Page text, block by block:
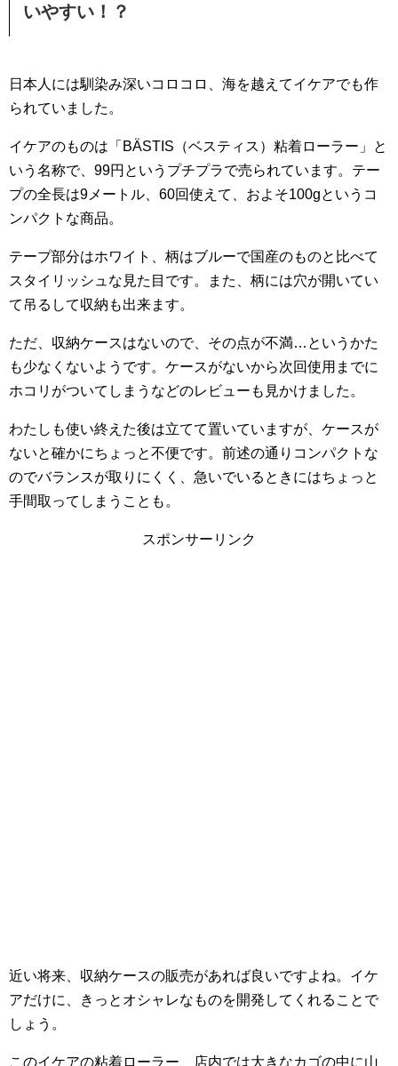
いやすい！？
日本人には馴染み深いコロコロ、海を越えてイケアでも作
られていました。
イケアのものは「BÄSTIS（ベスティス）粘着ローラー」と
いう名称で、99円というプチプラで売られています。テー
プの全長は9メートル、60回使えて、およそ100gというコ
ンパクトな商品。
テープ部分はホワイト、柄はブルーで国産のものと比べて
スタイリッシュな見た目です。また、柄には穴が開いてい
て吊るして収納も出来ます。
ただ、収納ケースはないので、その点が不満…というかた
も少なくないようです。ケースがないから次回使用までに
ホコリがついてしまうなどのレビューも見かけました。
わたしも使い終えた後は立てて置いていますが、ケースが
ないと確かにちょっと不便です。前述の通りコンパクトな
のでバランスが取りにくく、急いでいるときにはちょっと
手間取ってしまうことも。
スポンサーリンク
近い将来、収納ケースの販売があれば良いですよね。イケ
アだけに、きっとオシャレなものを開発してくれることで
しょう。
このイケアの粘着ローラー、店内では大きなカゴの中に山